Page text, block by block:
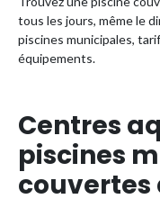
tous les jours, même le
piscines municipales,
équipements.
Centres
piscines
couvertes